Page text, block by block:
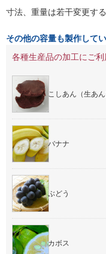
寸法、重量は若干変更す
その他の容量も製作して
各種生産品の加工にご
こしあん（生あん
バナナ
ぶどう
カボス